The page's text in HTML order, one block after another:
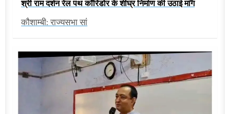
श्री राम दर्शन रेल पथ कॉरिडोर के शीघ्र निर्माण की उठाई मांग
कौशाम्बी: राज्यसभा सां